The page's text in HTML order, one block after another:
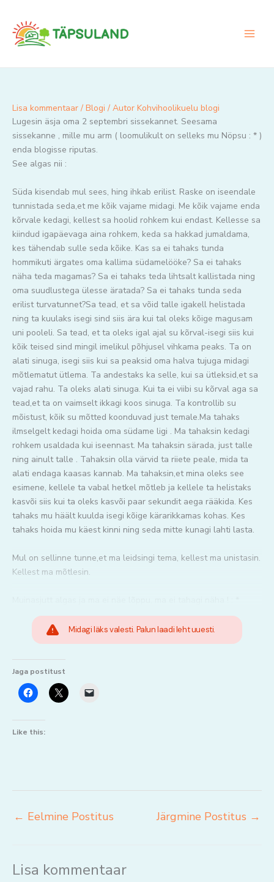
content
Lisa kommentaar / Blogi / Autor Kohvihoolikuelu blogi
Lugesin äsja oma 2 septembri sissekannet. Seesama
sissekanne , mille mu arm ( loomulikult on selleks mu Nöpsu : * )
enda blogisse riputas.
See algas nii :
Süda kisendab mul sees, hing ihkab erilist. Raske on iseendale
tunnistada seda,et me kõik vajame midagi. Me kõik vajame enda
kõrvale kedagi, kellest sa hoolid rohkem kui endast. Kellesse sa
kiindud igapäevaga aina rohkem, keda sa hakkad jumaldama,
kes tähendab sulle seda kõike. Kas sa ei tahaks tunda
hommikuti ärgates oma kallima südamelööke? Sa ei tahaks
näha teda magamas? Sa ei tahaks teda lihtsalt kallistada ning
oma suudlustega ülesse äratada? Sa ei tahaks tunda seda
erilist turvatunnet?Sa tead, et sa võid talle igakell helistada
ning ta kuulaks isegi sind siis ära kui tal oleks kõige magusam
uni pooleli. Sa tead, et ta oleks igal ajal su kõrval-isegi siis kui
kõik teised sind mingil imelikul põhjusel vihkama peaks. Ta on
alati sinuga, isegi siis kui sa peaksid oma halva tujuga midagi
mõtlematut ütlema. Ta andestaks ka selle, kui sa ütleksid,et sa
vajad rahu. Ta oleks alati sinuga. Kui ta ei viibi su kõrval aga sa
tead,et ta on vaimselt ikkagi koos sinuga. Ta kontrollib su
mõistust, kõik su mõtted koonduvad just temale.Ma tahaks
ilmselgelt kedagi hoida oma südame ligi . Ma tahaksin kedagi
rohkem usaldada kui iseennast. Ma tahaksin särada, just talle
ning ainult talle . Tahaksin olla värvid ta riiete peale, mida ta
alati endaga kaasas kannab. Ma tahaksin,et mina oleks see
esimene, kellele ta vabal hetkel mõtleb ja kellele ta helistaks
kasvõi siis kui ta oleks kasvõi paar sekundit aega rääkida. Kes
tahaks mu häält kuulda isegi kõige kärarikkamas kohas. Kes
tahaks hoida mu käest kinni ning seda mitte kunagi lahti lasta.
Mul on sellinne tunne,et ma leidsingi tema, kellest ma unistasin.
Kellest ma mõtlesin.
Midagi läks valesti. Palun laadi leht uuesti.
Jaga postitust
Like this:
← Eelmine Postitus Järgmine Postitus →
Lisa kommentaar